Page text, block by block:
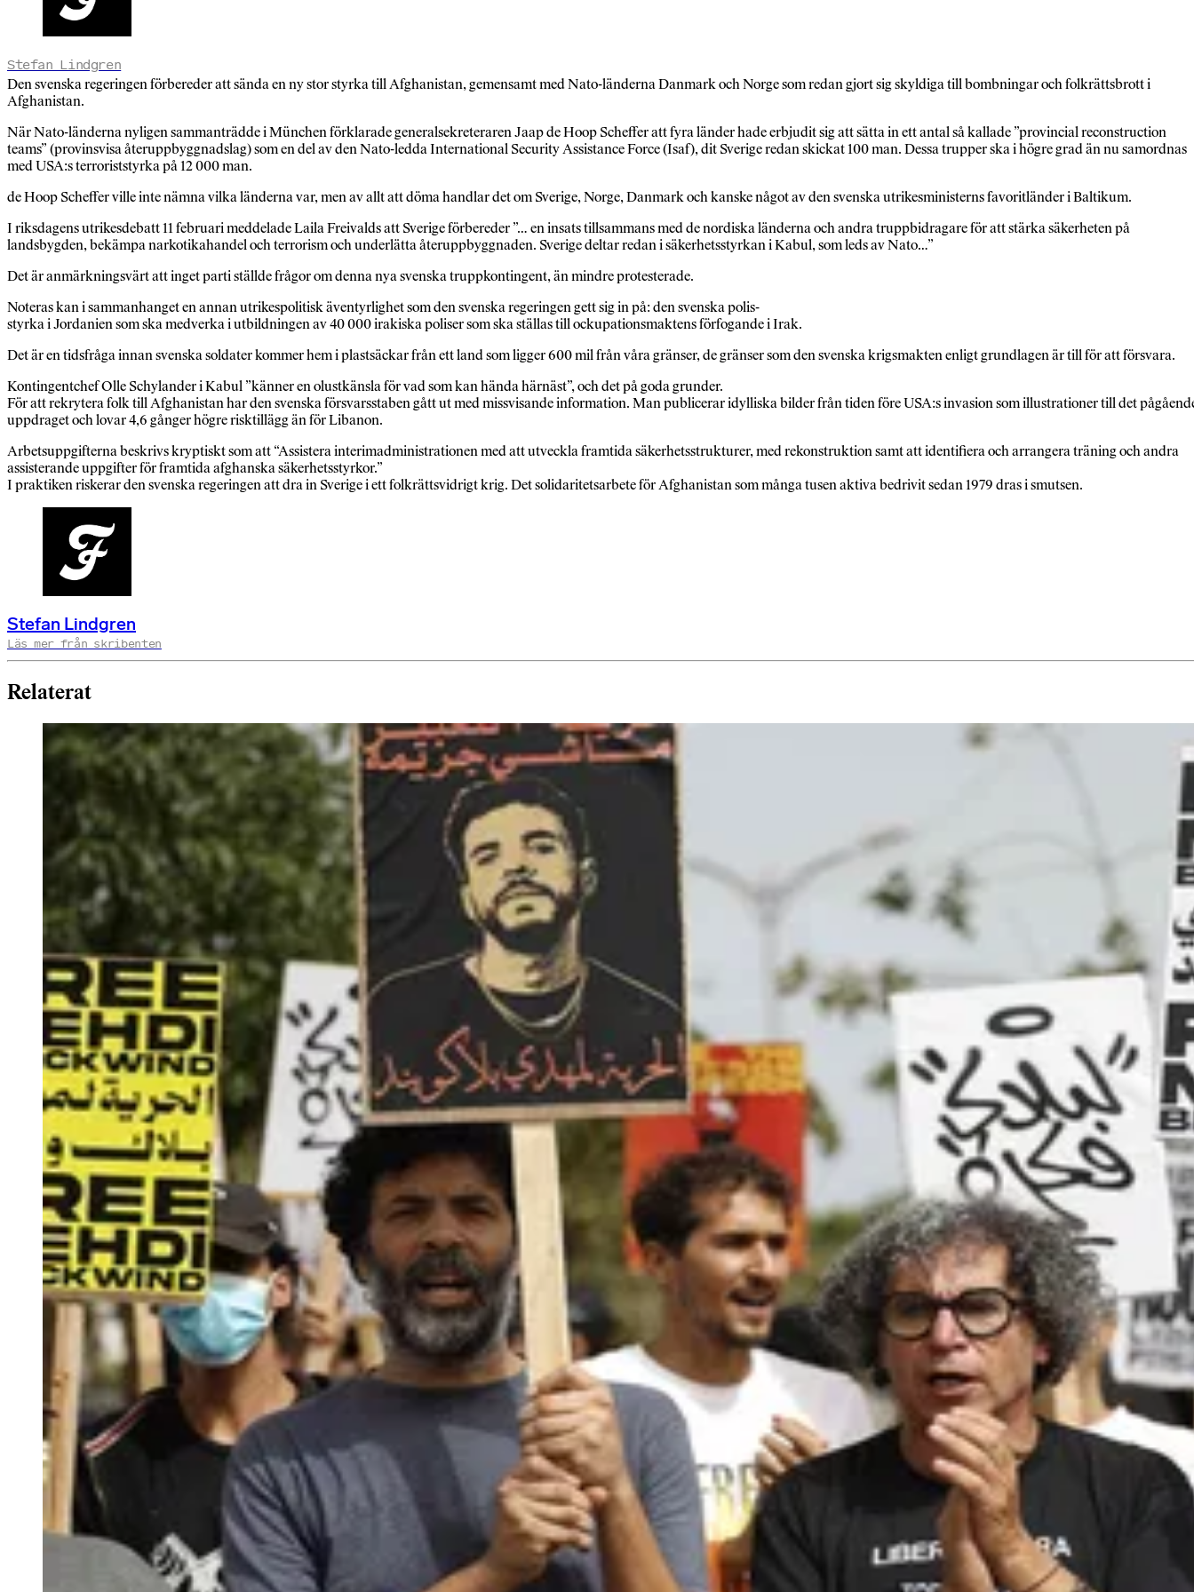
Stefan Lindgren
Den svenska regeringen förbereder att sända en ny stor styrka till Afghanistan, gemensamt med Nato-länderna Danmark och Norge som redan gjort sig skyldiga till bombningar och folkrättsbrott i
Afghanistan.
När Nato-länderna nyligen sammanträdde i München förklarade generalsekreteraren Jaap de Hoop Scheffer att fyra länder hade erbjudit sig att sätta in ett antal så kallade ”provincial reconstruction
teams” (provinsvisa återuppbyggnadslag) som en del av den Nato-ledda International Security Assistance Force (Isaf), dit Sverige redan skickat 100 man. Dessa trupper ska i högre grad än nu samordnas
med USA:s terroriststyrka på 12 000 man.
de Hoop Scheffer ville inte nämna vilka länderna var, men av allt att döma handlar det om Sverige, Norge, Danmark och kanske något av den svenska utrikesministerns favoritländer i Baltikum.
I riksdagens utrikesdebatt 11 februari meddelade Laila Freivalds att Sverige förbereder ”… en insats tillsammans med de nordiska länderna och andra truppbidragare för att stärka säkerheten på
landsbygden, bekämpa narkotikahandel och terrorism och underlätta återuppbyggnaden. Sverige deltar redan i säkerhetsstyrkan i Kabul, som leds av Nato…”
Det är anmärkningsvärt att inget parti ställde frågor om denna nya svenska truppkontingent, än mindre protesterade.
Noteras kan i sammanhanget en annan utrikespolitisk äventyrlighet som den svenska regeringen gett sig in på: den svenska polis-
styrka i Jordanien som ska medverka i utbildningen av 40 000 irakiska poliser som ska ställas till ockupationsmaktens förfogande i Irak.
Det är en tidsfråga innan svenska soldater kommer hem i plastsäckar från ett land som ligger 600 mil från våra gränser, de gränser som den svenska krigsmakten enligt grundlagen är till för att försvara.
Kontingentchef Olle Schylander i Kabul ”känner en olustkänsla för vad som kan hända härnäst”, och det på goda grunder.
För att rekrytera folk till Afghanistan har den svenska försvarsstaben gått ut med missvisande information. Man publicerar idylliska bilder från tiden före USA:s invasion som illustrationer till det
uppdraget och lovar 4,6 gånger högre risktillägg än för Libanon.
Arbetsuppgifterna beskrivs kryptiskt som att “Assistera interimadministrationen med att utveckla framtida säkerhetsstrukturer, med rekonstruktion samt att identifiera och arrangera träning och andra
assisterande uppgifter för framtida afghanska säkerhetsstyrkor.”
I praktiken riskerar den svenska regeringen att dra in Sverige i ett folkrättsvidrigt krig. Det solidaritetsarbete för Afghanistan som många tusen aktiva bedrivit sedan 1979 dras i smutsen.
Stefan Lindgren
Läs mer från skribenten
Relaterat